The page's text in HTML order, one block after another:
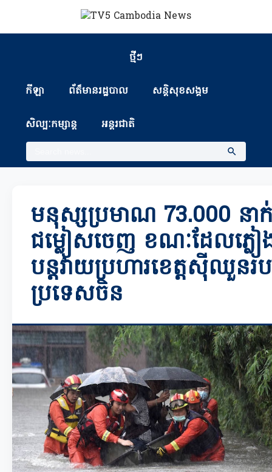
ថ្មីៗ
កីឡា ព័ត៏មានរដ្ឋបាល សន្តិសុខសង្គម
សិល្បៈកម្សាន្ត អន្តរជាតិ
មនុស្សប្រមាណ 73.000 នាក់
ជម្លៀសចេញ ខណៈដែលភ្លៀងធ្
បន្តវាយប្រហារខេត្តស៊ីឈួន
ប្រទេសចិន